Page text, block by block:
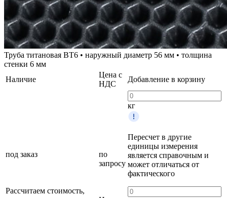
Труба титановая ВТ6 • наружный диаметр 56 мм • толщина
стенки 6 мм
Наличие
Цена с
НДС
Добавление в корзину
под заказ
Рассчитаем стоимость,
по
запросу
кг
Пересчет в другие
единицы измерения
является справочным и
может отличаться от
фактического